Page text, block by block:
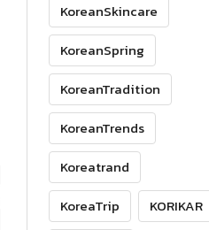
KoreanSkincare
KoreanSpring
KoreanTradition
KoreanTrends
Koreatrand
KoreaTrip
KORIKAR